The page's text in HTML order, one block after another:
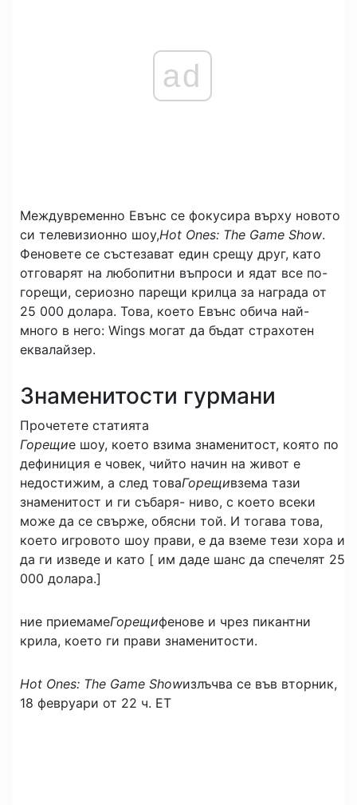
ad
Междувременно Евънс се фокусира върху новото
си телевизионно шоу,Hot Ones: The Game Show.
Феновете се състезават един срещу друг, като
отговарят на любопитни въпроси и ядат все по-
горещи, сериозно парещи крилца за награда от
25 000 долара. Това, което Евънс обича най-
много в него: Wings могат да бъдат страхотен
еквалайзер.
Знаменитости гурмани
Прочетете статията
Горещие шоу, което взима знаменитост, която по
дефиниция е човек, чийто начин на живот е
недостижим, а след товаГорещивзема тази
знаменитост и ги събаря- ниво, с което всеки
може да се свърже, обясни той. И тогава това,
което игровото шоу прави, е да вземе тези хора и
да ги изведе и като [ им даде шанс да спечелят 25
000 долара.]
ние приемамеГорещифенове и чрез пикантни
крила, което ги прави знаменитости.
Hot Ones: The Game Showизлъчва се във вторник,
18 февруари от 22 ч. ЕТ